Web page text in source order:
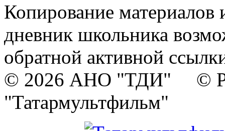
Копирование материалов
дневник школьника
обратной активной
© 2026 АНО "ТДИ" ©
"Татармультфильм"